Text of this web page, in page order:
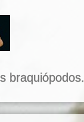
braquiópodos.